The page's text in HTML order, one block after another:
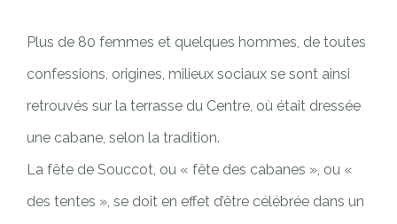
Plus de 80 femmes et quelques hommes, de toutes
confessions, origines, milieux sociaux se sont ainsi
retrouvés sur la terrasse du Centre, où était dressée
une cabane, selon la tradition.
La fête de Souccot, ou « fête des cabanes », ou «
des tentes », se doit en effet d’être célébrée dans un